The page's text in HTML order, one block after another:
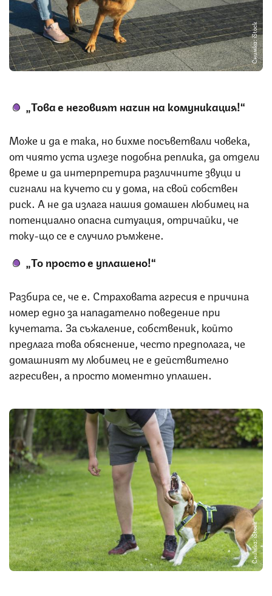
Снимка: iStock
„Това е неговият начин на комуникация!“
Може и да е така, но бихме посъветвали човека,
от чиято уста излезе подобна реплика, да отдели
време и да интерпретира различните звуци и
сигнали на кучето си у дома, на свой собствен
риск. А не да излага нашия домашен любимец на
потенциално опасна ситуация, отричайки, че
току-що се е случило ръмжене.
„То просто е уплашено!“
Разбира се, че е. Страховата агресия е причина
номер едно за нападателно поведение при
кучетата. За съжаление, собственик, който
предлага това обяснение, често предполага, че
домашният му любимец не е действително
агресивен, а просто моментно уплашен.
Снимка: iStock